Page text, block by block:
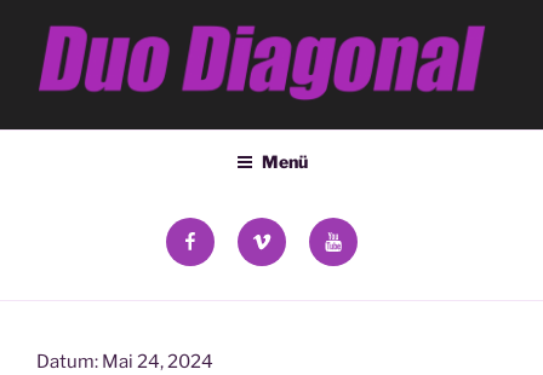
Inhalt
springen
DUO DIAGONAL
Menü
facebookvimeo YouTube
Datum: Mai 24, 2024